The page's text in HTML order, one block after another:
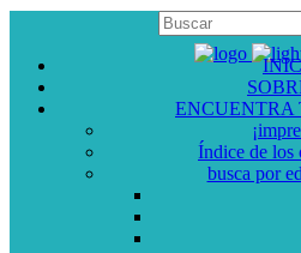
ENCUENTRA
Índice de los
busca por